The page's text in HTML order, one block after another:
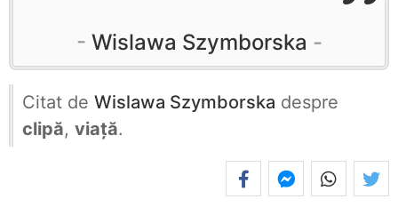
Wislawa Szymborska
Citat de Wislawa Szymborska despre
clipă, viață.